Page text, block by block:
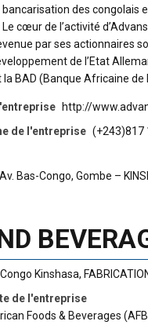
des congolais
cœur de l’activité
par ses actionnaires
de l’Etat
BAD (Banque Africaine de
http://
de l'entreprise (+243)817
Bas-Congo, Gombe –
Congo Kinshasa,
de l'entreprise
Foods & Beverages